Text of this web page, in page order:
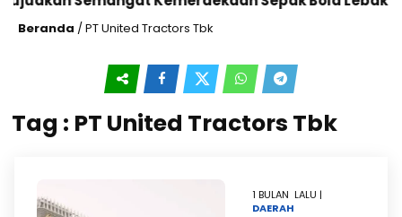
Beranda /PT United Tractors Tbk
Tag : PT United Tractors Tbk
1 BULAN LALU |
DAERAH